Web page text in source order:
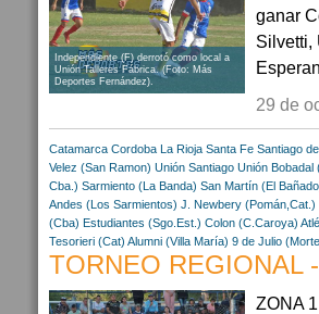
Independiente (F) derrotó como local a
Unión Talleres Fábrica. (Foto: Más
Deportes Fernández).
ganar
Silvetti,
29 de
Catamarca Cordoba La Rioja Santa Fe Santiago
Velez (San Ramon) Unión Santiago Unión Bobadal
Cba.) Sarmiento (La Banda) San Martín (El
Andes (Los Sarmientos) J. Newbery (Pomán,Cat.)
(Cba) Estudiantes (Sgo.Est.) Colon (C.Caroya)
Tesorieri (Cat) Alumni (Villa María) 9 de Julio
TORNEO REGIONAL
ZONA